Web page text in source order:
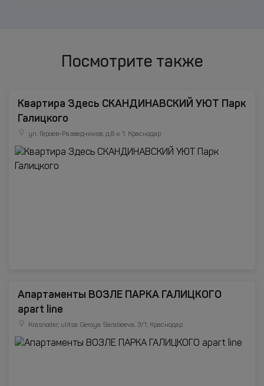
Посмотрите также
Квартира Здесь CКАНДИНАВСКИЙ УЮТ Парк
Галицкого
ул. Героев-Разведчиков, д.8 к 1, Краснодар
Апартаменты ВОЗЛЕ ПАРКА ГАЛИЦКОГО
apart line
Krasnodar, ulitsa Geroya Sarabeeva, 3/1, Краснодар